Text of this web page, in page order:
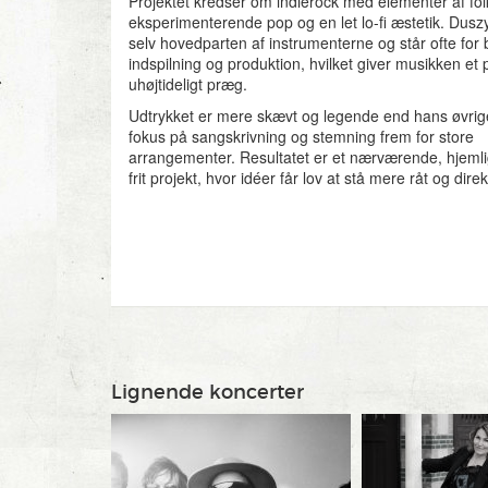
på hinanden, før de bryder ud i latter som gamle
we’re curious to see how this round goes,” siger
see after that. But, more than anything, we just
for an audience again. Before we get too old and
eksperimenterende pop og en let lo-fi æstetik.
selv hovedparten af instrumenterne og står ofte for
indspilning og produktion, hvilket giver musikken et
uhøjtideligt præg.
Udtrykket er mere skævt og legende end hans
fokus på sangskrivning og stemning frem for store
arrangementer. Resultatet er et nærværende,
frit projekt, hvor idéer får lov at stå mere råt og
Lignende koncerter